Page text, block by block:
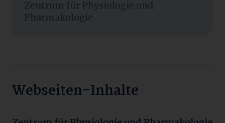
Zentrum für Physiologie und
Pharmakologie
Webseiten-Inhalte